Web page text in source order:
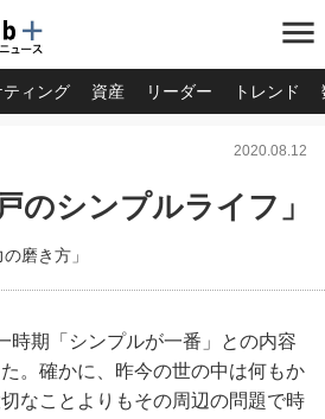
menu
ティング 資産 リーダー トレンド
2020.08.12
シンプルライフ」
磨き方」
期「シンプルが一番」との内容
。確かに、昨今の世の中は何もか
なことよりもその周辺の問題で時